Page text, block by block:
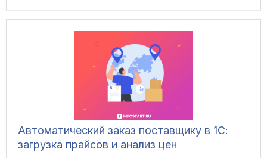
Автоматический заказ поставщику в 1С:
загрузка прайсов и анализ цен